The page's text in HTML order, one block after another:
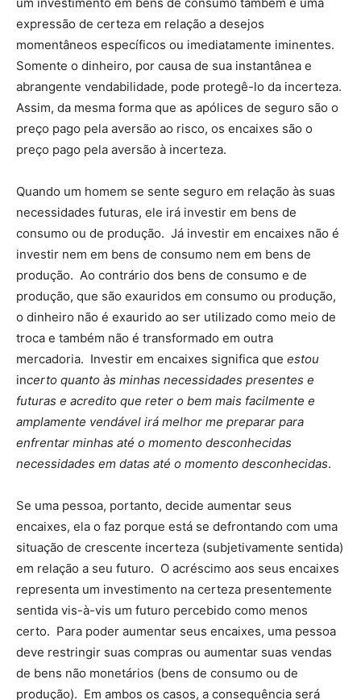
expressão de certeza em relação a desejos
momentâneos específicos ou imediatamente iminentes.
Somente o dinheiro, por causa de sua instantânea e
abrangente vendabilidade, pode protegê-lo da incerteza.
Assim, da mesma forma que as apólices de seguro são o
preço pago pela aversão ao risco, os encaixes são o
preço pago pela aversão à incerteza.
Quando um homem se sente seguro em relação às suas
necessidades futuras, ele irá investir em bens de
consumo ou de produção. Já investir em encaixes não é
investir nem em bens de consumo nem em bens de
produção. Ao contrário dos bens de consumo e de
produção, que são exauridos em consumo ou produção,
o dinheiro não é exaurido ao ser utilizado como meio de
troca e também não é transformado em outra
mercadoria. Investir em encaixes significa que estou
incerto quanto às minhas necessidades presentes e
futuras e acredito que reter o bem mais facilmente e
amplamente vendável irá melhor me preparar para
enfrentar minhas até o momento desconhecidas
necessidades em datas até o momento desconhecidas.
Se uma pessoa, portanto, decide aumentar seus
encaixes, ela o faz porque está se defrontando com uma
situação de crescente incerteza (subjetivamente sentida)
em relação a seu futuro. O acréscimo aos seus encaixes
representa um investimento na certeza presentemente
sentida vis-à-vis um futuro percebido como menos
certo. Para poder aumentar seus encaixes, uma pessoa
deve restringir suas compras ou aumentar suas vendas
de bens não monetários (bens de consumo ou de
produção). Em ambos os casos, a consequência será